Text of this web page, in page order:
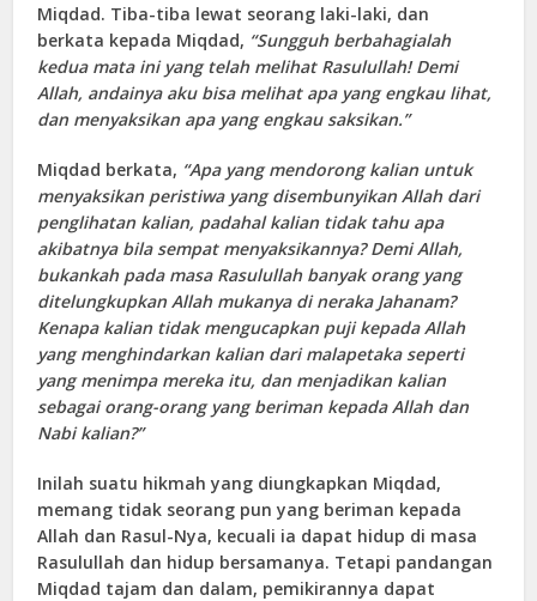
Miqdad. Tiba-tiba lewat seorang laki-laki, dan
berkata kepada Miqdad, “Sungguh berbahagialah
kedua mata ini yang telah melihat Rasulullah! Demi
Allah, andainya aku bisa melihat apa yang engkau lihat,
dan menyaksikan apa yang engkau saksikan.”
Miqdad berkata, “Apa yang mendorong kalian untuk
menyaksikan peristiwa yang disembunyikan Allah dari
penglihatan kalian, padahal kalian tidak tahu apa
akibatnya bila sempat menyaksikannya? Demi Allah,
bukankah pada masa Rasulullah banyak orang yang
ditelungkupkan Allah mukanya di neraka Jahanam?
Kenapa kalian tidak mengucapkan puji kepada Allah
yang menghindarkan kalian dari malapetaka seperti
yang menimpa mereka itu, dan menjadikan kalian
sebagai orang-orang yang beriman kepada Allah dan
Nabi kalian?”
Inilah suatu hikmah yang diungkapkan Miqdad,
memang tidak seorang pun yang beriman kepada
Allah dan Rasul-Nya, kecuali ia dapat hidup di masa
Rasulullah dan hidup bersamanya. Tetapi pandangan
Miqdad tajam dan dalam, pemikirannya dapat